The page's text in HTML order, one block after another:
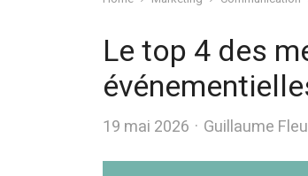
Le top 4 des
19 mai 2026 Author
Guillaume